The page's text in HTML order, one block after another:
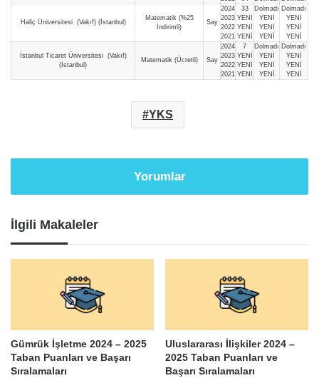
Haliç Üniversitesi (Vakıf) (İstanbul)
Matematik (%25
İndirimli)
Say
2024
2023
2022
2021
33
YENİ
YENİ
YENİ
Dolmadı
YENİ
YENİ
YENİ
Dolmadı
YENİ
YENİ
YENİ
İstanbul Ticaret Üniversitesi (Vakıf)
(İstanbul)
Matematik (Ücretli) Say
2024
2023
2022
2021
7
YENİ
YENİ
YENİ
Dolmadı
YENİ
YENİ
YENİ
Dolmadı
YENİ
YENİ
YENİ
YKS
Yorumlar
İlgili Makaleler
Gümrük İşletme 2024 – 2025
Taban Puanları ve Başarı
Sıralamaları
Uluslararası İlişkiler 2024 –
2025 Taban Puanları ve
Başarı Sıralamaları